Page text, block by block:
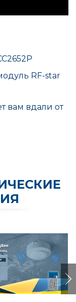
RF-star
вам вдали от